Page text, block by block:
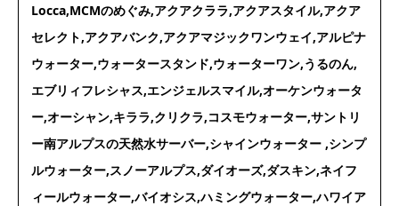
Locca,MCMのめぐみ,アクアクララ,アクアスタイル,アクア
セレクト,アクアバンク,アクアマジックワンウェイ,アルピナ
ウォーター,ウォータースタンド,ウォーターワン,うるのん,
エブリィフレシャス,エンジェルスマイル,オーケンウォータ
ー,オーシャン,キララ,クリクラ,コスモウォーター,サントリ
ー南アルプスの天然水サーバー,シャインウォーター ,シンプ
ルウォーター,スノーアルプス,ダイオーズ,ダスキン,ネイフ
ィールウォーター,バイオシス,ハミングウォーター,ハワイア